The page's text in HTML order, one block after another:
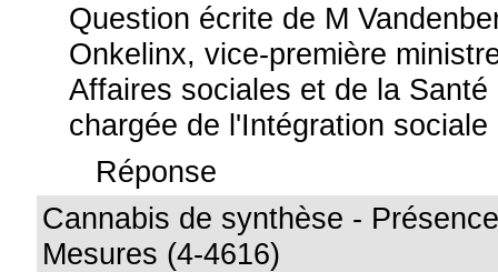
Question écrite de M
Onkelinx, vice-première
Affaires sociales et de la Santé
chargée de l'Intégration sociale
Réponse
Cannabis de synthèse -
Mesures (4-4616)